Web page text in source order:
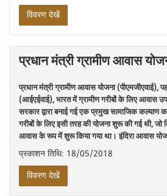
विवरण देखें
प्रधान मंत्री ग्रामीण आवास
प्रधान मंत्री ग्रामीण आवास योजना (पीएमजीएवाई),
(आईएईवाई), भारत में ग्रामीण गरीबों के लिए आवास
सरकार द्वारा बनाई गई एक प्रमुख सामाजिक कल्याण
गरीबों के लिए इसी तरह की योजना शुरू की गई थी,
आवास के रूप में शुरू किया गया था। इंदिरा आवास
प्रकाशन तिथि: 18/05/2018
विवरण देखें